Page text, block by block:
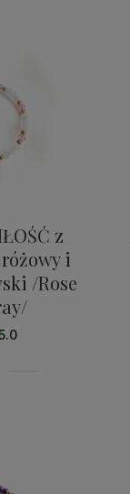
z
i
/Rose